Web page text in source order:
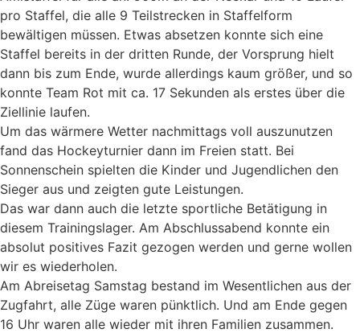
pro Staffel, die alle 9 Teilstrecken in Staffelform
bewältigen müssen. Etwas absetzen konnte sich eine
Staffel bereits in der dritten Runde, der Vorsprung hielt
dann bis zum Ende, wurde allerdings kaum größer, und so
konnte Team Rot mit ca. 17 Sekunden als erstes über die
Ziellinie laufen.
Um das wärmere Wetter nachmittags voll auszunutzen
fand das Hockeyturnier dann im Freien statt. Bei
Sonnenschein spielten die Kinder und Jugendlichen den
Sieger aus und zeigten gute Leistungen.
Das war dann auch die letzte sportliche Betätigung in
diesem Trainingslager. Am Abschlussabend konnte ein
absolut positives Fazit gezogen werden und gerne wollen
wir es wiederholen.
Am Abreisetag Samstag bestand im Wesentlichen aus der
Zugfahrt, alle Züge waren pünktlich. Und am Ende gegen
16 Uhr waren alle wieder mit ihren Familien zusammen.